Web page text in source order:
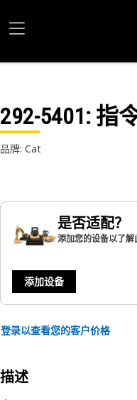
292-5401: 指
品牌: Cat
是否适配？
添加您的设备以了解
添加设备
登录以查看您的客户价格
描述